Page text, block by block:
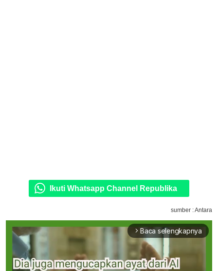
Ikuti Whatsapp Channel Republika
sumber : Antara
arrow_forward_ios Baca selengkapnya